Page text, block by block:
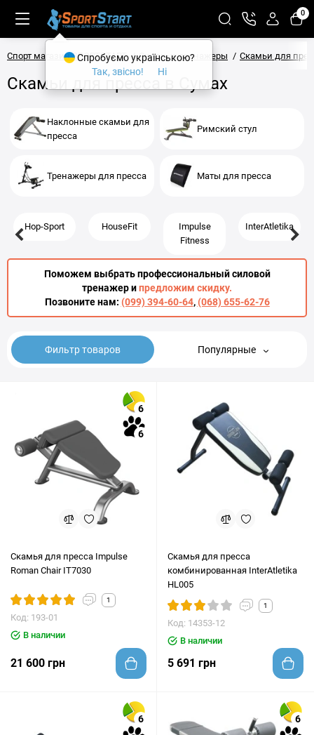
0
Спорт магазин SPORTSTART Силовые тренажеры Скамьи для
Скамьи для пресса в Сумах
Наклонные скамьи для
пресса
Римский стул
Тренажеры для пресса Маты для пресса
Hop-Sport HouseFit
Impulse
Fitness
InterAtletika
Поможем выбрать профессиональный силовой
тренажер ипредложим скидку.
Позвоните нам: (099) 394-60-64,(068) 655-62-76
Фильтр товаров Популярные
6
6
Скамья для пресса Impulse
Roman Chair IT7030
1
Код: 193-01
В наличии
21 600 грн
Скамья для пресса
комбинированная InterAtletika
HL005
1
Код: 14353-12
В наличии
5 691 грн
6 6
Спробуємо українською?
Так, звісно!
Ні